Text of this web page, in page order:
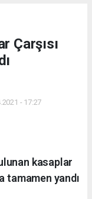
Çarşısı
- 17:27
kasaplar
tamamen yandı